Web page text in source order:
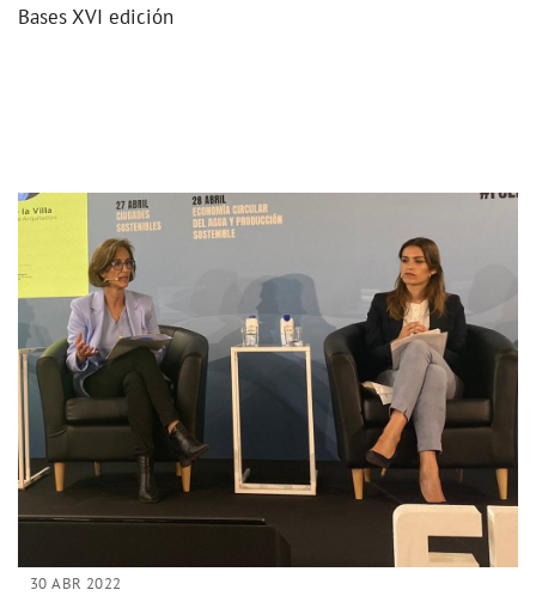
Bases XVI edición
30 ABR 2022